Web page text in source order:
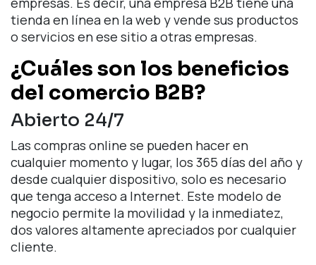
tienda en línea en la web y vende sus productos
o servicios en ese sitio a otras empresas.
¿Cuáles son los beneficios
del comercio B2B?
Abierto 24/7
Las compras online se pueden hacer en
cualquier momento y lugar, los 365 días del año y
desde cualquier dispositivo, solo es necesario
que tenga acceso a Internet. Este modelo de
negocio permite la movilidad y la inmediatez,
dos valores altamente apreciados por cualquier
cliente.